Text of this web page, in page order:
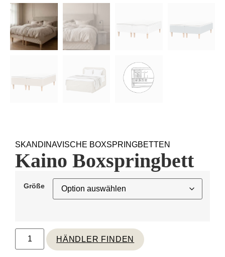
SKANDINAVISCHE BOXSPRINGBETTEN
Kaino Boxspringbett
Größe
HÄNDLER FINDEN